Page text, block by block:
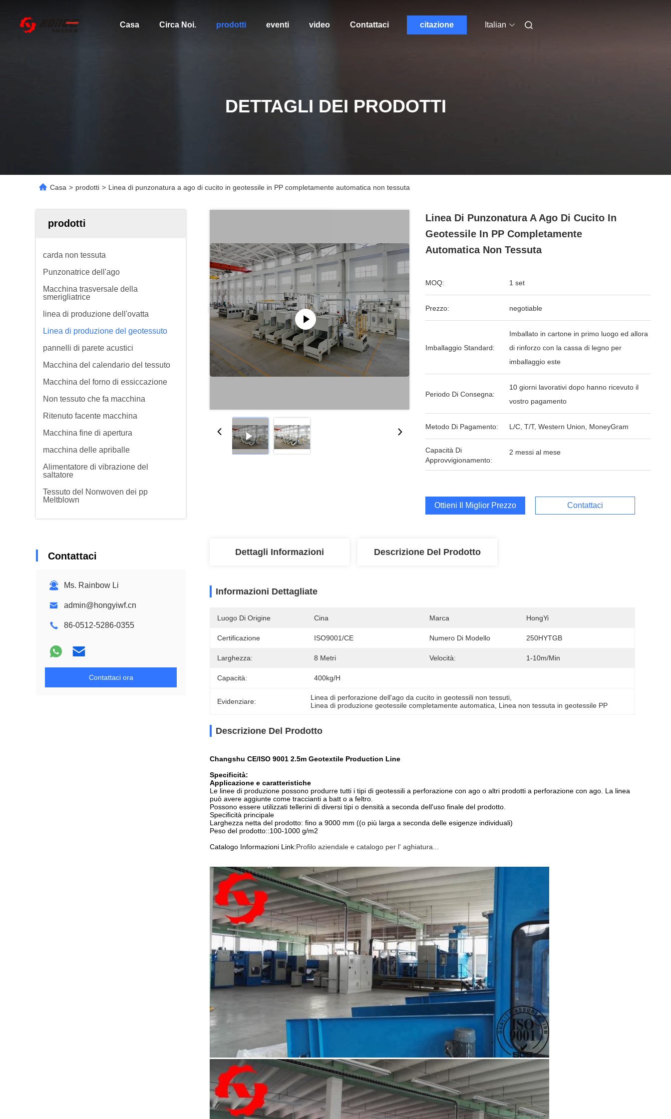
Casa Circa Noi. prodotti eventi video Contattaci citazione Italian
DETTAGLI DEI PRODOTTI
Casa > prodotti > Linea di punzonatura a ago di cucito in geotessile in PP completamente automatica non tessuta
prodotti
carda non tessuta
Punzonatrice dell'ago
Macchina trasversale della
smerigliatrice
linea di produzione dell'ovatta
Linea di produzione del geotessuto
pannelli di parete acustici
Macchina del calendario del tessuto
Macchina del forno di essiccazione
Non tessuto che fa macchina
Ritenuto facente macchina
Macchina fine di apertura
macchina delle apriballe
Alimentatore di vibrazione del
saltatore
Tessuto del Nonwoven dei pp
Meltblown
Contattaci
Ms. Rainbow Li
admin@hongyiwf.cn
86-0512-5286-0355
Contattaci ora
Linea Di Punzonatura A Ago Di Cucito In
Geotessile In PP Completamente
Automatica Non Tessuta
MOQ: 1 set
Prezzo: negotiable
Imballaggio Standard:
Imballato in cartone in primo luogo ed allora
di rinforzo con la cassa di legno per
imballaggio este
Periodo Di Consegna:
10 giorni lavorativi dopo hanno ricevuto il
vostro pagamento
Metodo Di Pagamento: L/C, T/T, Western Union, MoneyGram
Capacità Di
Approvvigionamento:
2 messi al mese
Ottieni Il Miglior Prezzo Contattaci
Dettagli Informazioni Descrizione Del Prodotto
Informazioni Dettagliate
Luogo Di Origine Cina Marca HongYi
Certificazione ISO9001/CE Numero Di Modello 250HYTGB
Larghezza: 8 Metri Velocità: 1-10m/min
Capacità: 400kg/h
Evidenziare: Linea di perforazione dell'ago da cucito in geotessili non tessuti
Linea di produzione geotessile completamente automatica
Linea non tessuta in geotessile PP
Descrizione Del Prodotto
Changshu CE/ISO 9001 2.5m Geotextile Production Line
Specificità:
Applicazione e caratteristiche
Le linee di produzione possono produrre tutti i tipi di geotessili a perforazione con ago o altri prodotti a perforazione con ago. La linea
può avere aggiunte come traccianti a batt o a feltro.
Possono essere utilizzati tellerini di diversi tipi o densità a seconda dell'uso finale del prodotto.
Specificità principale
Larghezza netta del prodotto: fino a 9000 mm ((o più larga a seconda delle esigenze individuali)
Peso del prodotto::100-1000 g/m2
Catalogo Informazioni Link:Profilo aziendale e catalogo per l' aghiatura...